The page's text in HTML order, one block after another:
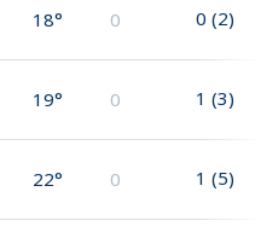
18° 0 0 (2)
19° 0 1 (3)
22° 0 1 (5)